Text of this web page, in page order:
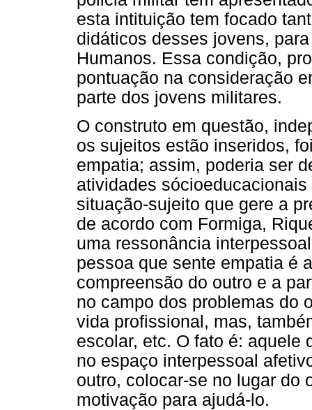
esta intituição tem focado
didáticos desses jovens,
Humanos. Essa condição,
pontuação na consideração
parte dos jovens militares.
O construto em questão,
os sujeitos estão inseridos,
empatia; assim, poderia ser
atividades
situação-sujeito que gere a
de acordo com Formiga,
uma ressonância
pessoa que sente empatia é
compreensão do outro e a
no campo dos problemas do
vida profissional, mas,
escolar, etc. O fato é: aquele
no espaço interpessoal
outro, colocar-se no lugar do
motivação para ajudá-lo.